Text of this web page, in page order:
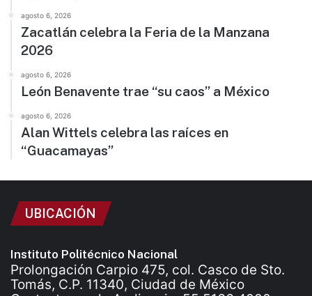
agosto 6, 2026
Zacatlán celebra la Feria de la Manzana
2026
agosto 6, 2026
León Benavente trae “su caos” a México
agosto 6, 2026
Alan Wittels celebra las raíces en
“Guacamayas”
UBICACIÓN
Instituto Politécnico Nacional
Prolongación Carpio 475, col. Casco de Sto.
Tomás, C.P. 11340, Ciudad de México